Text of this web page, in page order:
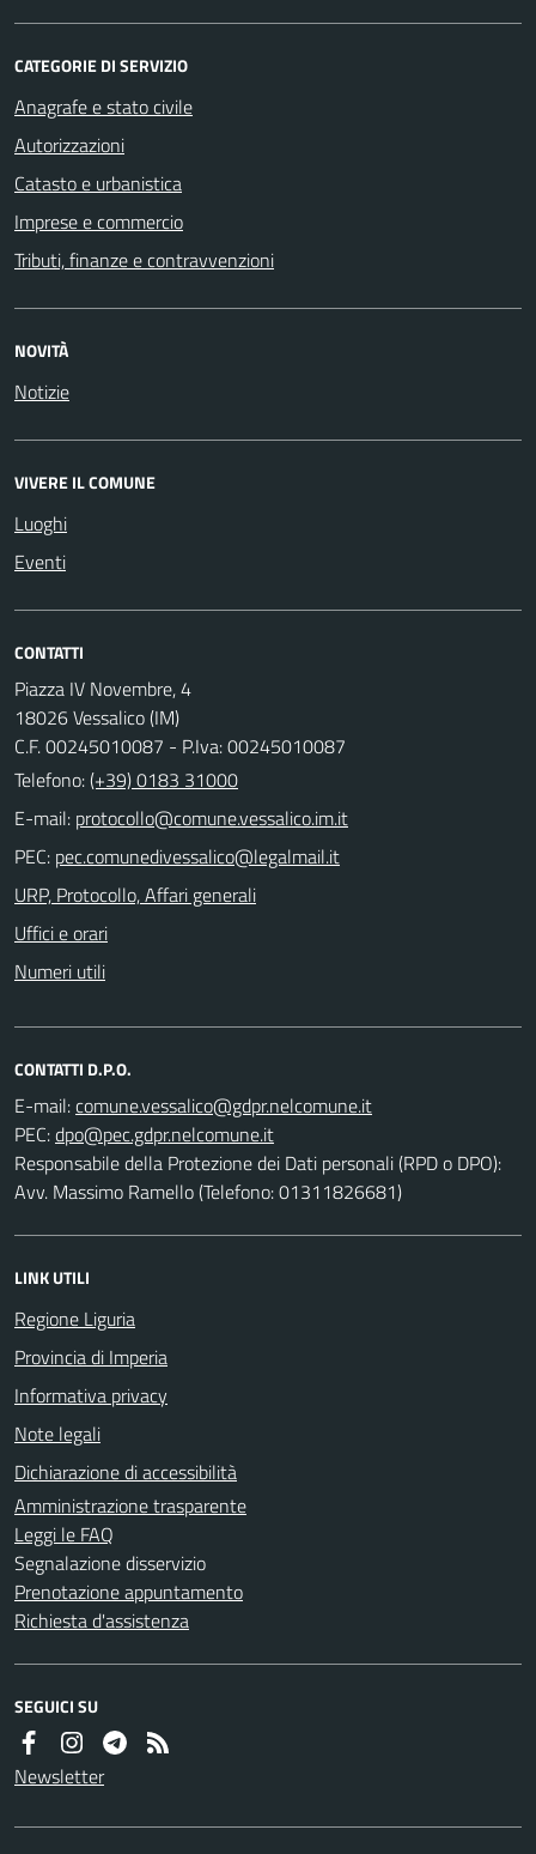
CATEGORIE DI SERVIZIO
Anagrafe e stato civile
Autorizzazioni
Catasto e urbanistica
Imprese e commercio
Tributi, finanze e contravvenzioni
NOVITÀ
Notizie
VIVERE IL COMUNE
Luoghi
Eventi
CONTATTI
Piazza IV Novembre, 4
18026 Vessalico (IM)
C.F. 00245010087 - P.Iva: 00245010087
Telefono:(+39) 0183 31000
E-mail:
PEC:
URP, Protocollo, Affari generali
Uffici e orari
Numeri utili
CONTATTI D.P.O.
E-mail:
PEC:
Responsabile della Protezione dei Dati personali (RPD o DPO):
Avv. Massimo Ramello (Telefono: 01311826681)
LINK UTILI
Regione Liguria
Provincia di Imperia
Informativa privacy
Note legali
Dichiarazione di accessibilità
Amministrazione trasparente
Leggi le FAQ
Segnalazione disservizio
Prenotazione appuntamento
Richiesta d'assistenza
SEGUICI SU
Newsletter